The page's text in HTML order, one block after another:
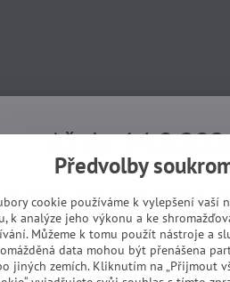
Předvolby
cookie používáme k vylepšení vaší
k analýze jeho výkonu a ke
Můžeme k tomu použít nástroje a
data mohou být přenášena
jiných zemích. Kliknutím na „Přijmout
Až do
z e-shopu